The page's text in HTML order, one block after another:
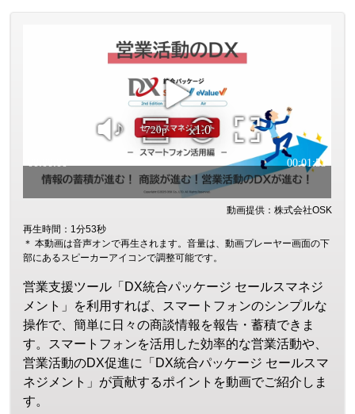
動画提供：株式会社OSK
再生時間：1分53秒
＊ 本動画は音声オンで再生されます。音量は、動画プレーヤー画面の下
部にあるスピーカーアイコンで調整可能です。
営業支援ツール「DX統合パッケージ セールスマネジ
メント」を利用すれば、スマートフォンのシンプルな
操作で、簡単に日々の商談情報を報告・蓄積できま
す。スマートフォンを活用した効率的な営業活動や、
営業活動のDX促進に「DX統合パッケージ セールスマ
ネジメント」が貢献するポイントを動画でご紹介しま
す。